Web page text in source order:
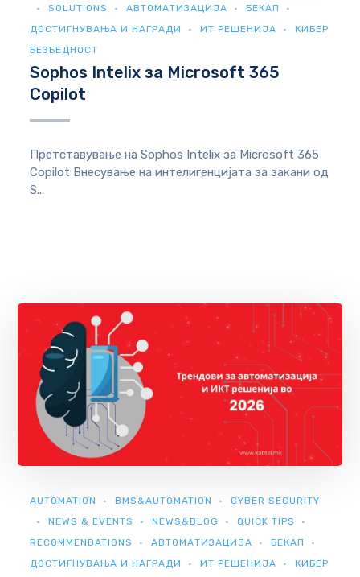
SOLUTIONS
АВТОМАТИЗАЦИЈА
БЕКАП
ДОСТИГНУВАЊА И НАГРАДИ
ИТ РЕШЕНИЈА
КИБЕР
БЕЗБЕДНОСТ
Sophos Intelix за Microsoft 365
Copilot
Претставување на Sophos Intelix за Microsoft 365
Copilot Внесување на интелигенцијата за закани од
S...
AUTOMATION BMS&AUTOMATION
CYBER SECURITY
NEWS & EVENTS
NEWS&BLOG
QUICK TIPS
RECOMMENDATIONS
АВТОМАТИЗАЦИЈА
БЕКАП
ДОСТИГНУВАЊА И НАГРАДИ
ИТ РЕШЕНИЈА
КИБЕР